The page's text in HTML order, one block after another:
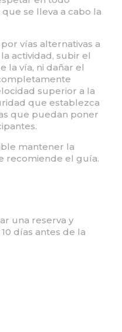
se lleva a cabo la
vías alternativas a
actividad, subir el
la vía, ni dañar el
superior a la
que establezca
que puedan poner
mantener la
recomiende el guía.
una reserva y
días antes de la